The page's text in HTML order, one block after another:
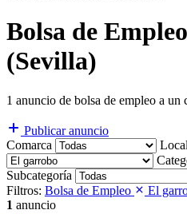
Bolsa de
(Sevilla)
1 anuncio de bolsa de empleo a un
Publicar anuncio
Comarca
Subcategoría
Filtros: Bolsa de Empleo El
1 anuncio